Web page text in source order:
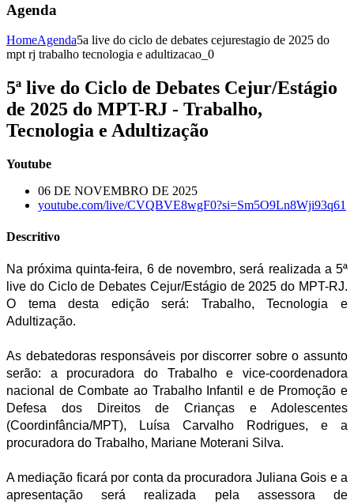
Agenda
HomeAgenda5a live do ciclo de debates cejurestagio de 2025 do
mpt rj trabalho tecnologia e adultizacao_0
5ª live do Ciclo de Debates Cejur/Estágio
de 2025 do MPT-RJ - Trabalho,
Tecnologia e Adultização
Youtube
06 DE NOVEMBRO DE 2025
youtube.com/live/CVQBVE8wgF0?si=Sm5O9Ln8Wji93q61
Descritivo
Na próxima quinta-feira, 6 de novembro, será realizada a 5ª
live do Ciclo de Debates Cejur/Estágio de 2025 do MPT-RJ.
O tema desta edição será: Trabalho, Tecnologia e
Adultização.
As debatedoras responsáveis por discorrer sobre o assunto
serão: a procuradora do Trabalho e vice-coordenadora
nacional de Combate ao Trabalho Infantil e de Promoção e
Defesa dos Direitos de Crianças e Adolescentes
(Coordinfância/MPT), Luísa Carvalho Rodrigues, e a
procuradora do Trabalho, Mariane Moterani Silva.
A mediação ficará por conta da procuradora Juliana Gois e a
apresentação será realizada pela assessora de